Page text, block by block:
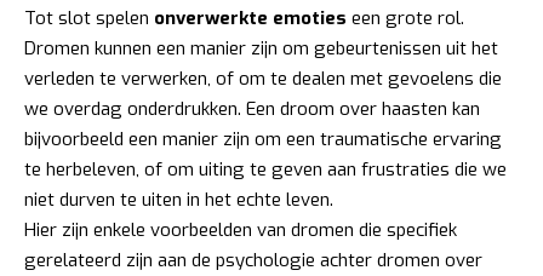
Tot slot spelen onverwerkte emoties een grote rol.
Dromen kunnen een manier zijn om gebeurtenissen uit het
verleden te verwerken, of om te dealen met gevoelens die
we overdag onderdrukken. Een droom over haasten kan
bijvoorbeeld een manier zijn om een traumatische ervaring
te herbeleven, of om uiting te geven aan frustraties die we
niet durven te uiten in het echte leven.
Hier zijn enkele voorbeelden van dromen die specifiek
gerelateerd zijn aan de psychologie achter dromen over